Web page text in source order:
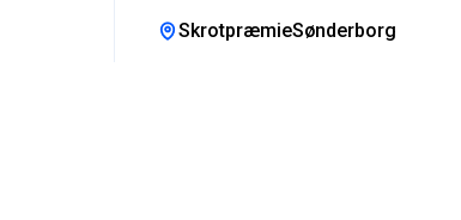
SkrotpræmieSønderborg